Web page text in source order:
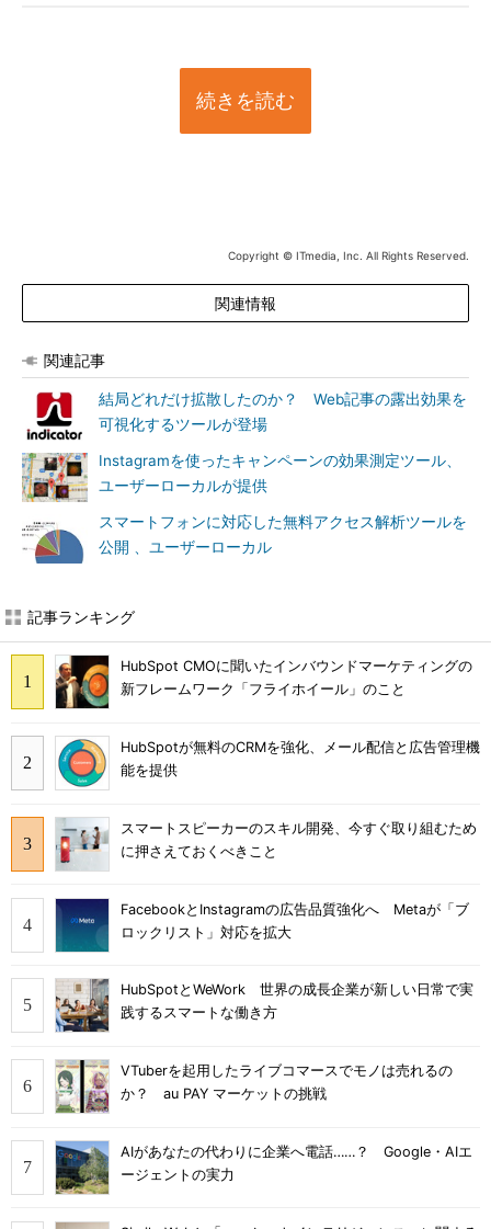
続きを読む
Copyright © ITmedia, Inc. All Rights Reserved.
関連情報
関連記事
結局どれだけ拡散したのか？ Web記事の露出効果を
可視化するツールが登場
Instagramを使ったキャンペーンの効果測定ツール、
ユーザーローカルが提供
スマートフォンに対応した無料アクセス解析ツールを
公開 、ユーザーローカル
記事ランキング
HubSpot CMOに聞いたインバウンドマーケティングの
新フレームワーク「フライホイール」のこと
HubSpotが無料のCRMを強化、メール配信と広告管理機
能を提供
スマートスピーカーのスキル開発、今すぐ取り組むため
に押さえておくべきこと
FacebookとInstagramの広告品質強化へ Metaが「ブ
ロックリスト」対応を拡大
HubSpotとWeWork 世界の成長企業が新しい日常で実
践するスマートな働き方
VTuberを起用したライブコマースでモノは売れるの
か？ au PAY マーケットの挑戦
AIがあなたの代わりに企業へ電話……？ Google・AIエ
ージェントの実力